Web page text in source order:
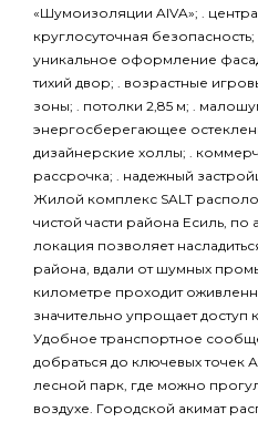
«Шумоизоляции AIVA»; .
круглосуточная
уникальное оформление
тихий двор; . возрастные
зоны; . потолки 2,85 м; .
энергосберегающее
дизайнерские холлы; .
рассрочка; . надежный
Жилой комплекс SALT
чистой части района Есиль, по
локация позволяет
района, вдали от шумных
километре проходит
значительно упрощает доступ
Удобное транспортное
добраться до ключевых точек
лесной парк, где можно
воздухе. Городской акимат